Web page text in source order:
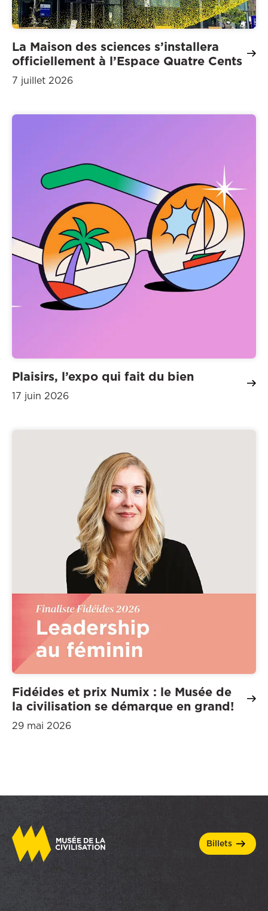
La Maison des sciences s’installera
officiellement à l’Espace Quatre Cents
7 juillet 2026
Plaisirs, l’expo qui fait du bien
17 juin 2026
Fidéides et prix Numix : le Musée de
la civilisation se démarque en grand!
29 mai 2026
billets